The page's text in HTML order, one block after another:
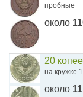
пробные
около
20
на кружке
около